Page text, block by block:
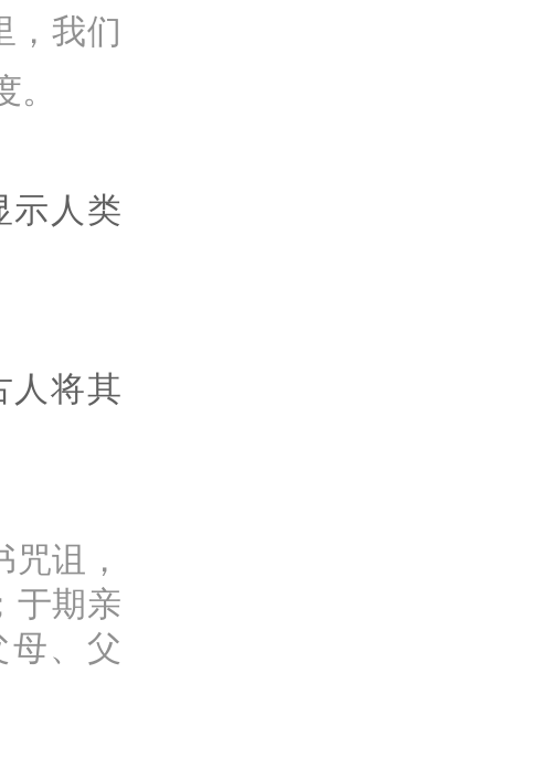
，我们
示人类
人将其
诅，
于期亲
、父